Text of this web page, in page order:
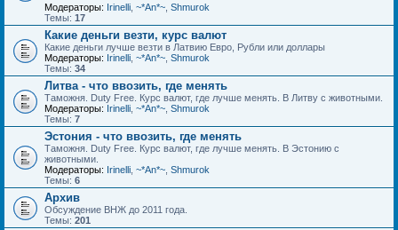
Модераторы: Irinelli ~*An*~ Shmurok
Темы: 17
Какие деньги везти, курс валют
Какие деньги лучше везти в Латвию Евро, Рубли или доллары
Модераторы: Irinelli ~*An*~ Shmurok
Темы: 34
Литва - что ввозить, где менять
Таможня. Duty Free. Курс валют, где лучше менять. В Литву с животными.
Модераторы: Irinelli ~*An*~ Shmurok
Темы: 7
Эстония - что ввозить, где менять
Таможня. Duty Free. Курс валют, где лучше менять. В Эстонию с
животными.
Модераторы: Irinelli ~*An*~ Shmurok
Темы: 6
Архив
Обсуждение ВНЖ до 2011 года.
Темы: 201